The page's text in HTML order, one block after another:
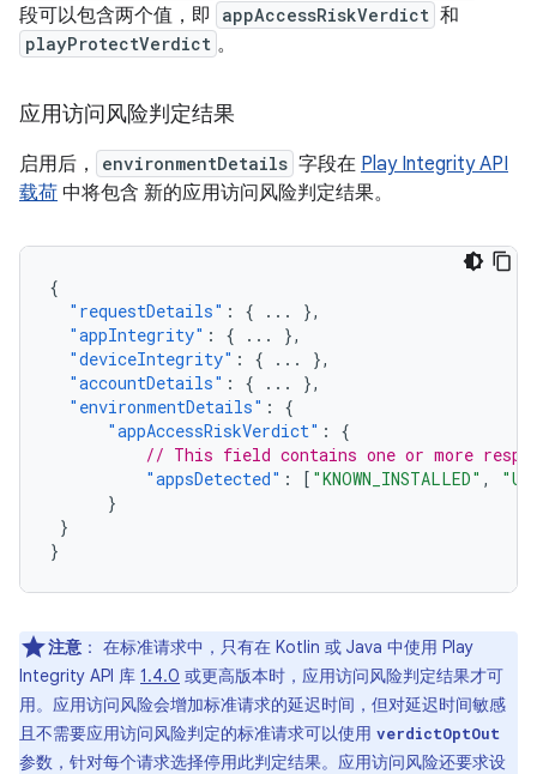
段可以包含两个值，即
appAccessRiskVerdict 和
playProtectVerdict 。
应用访问风险判定结果
启用后， environmentDetails 字段在 Play Integrity API
载荷 中将包含 新的应用访问风险判定结果。
{
"requestDetails" : { ...
},
"appIntegrity" : { ...
},
"deviceIntegrity" : { ...
},
"accountDetails" : { ...
},
"environmentDetails" :
{
"appAccessRiskVerdict" :
{
// This field contains one or more
"appsDetected" : [ "KNOWN_INSTALLED" ,
}
}
}
注意 ： 在标准请求中，只有在 Kotlin 或 Java 中使用 Play
Integrity API 库 1.4.0 或更高版本时，应用访问风险判定结果才可
用。应用访问风险会增加标准请求的延迟时间，但对延迟时间敏感
且不需要应用访问风险判定的标准请求可以使用 verdictOptOut
参数，针对每个请求选择停用此判定结果。应用访问风险还要求设